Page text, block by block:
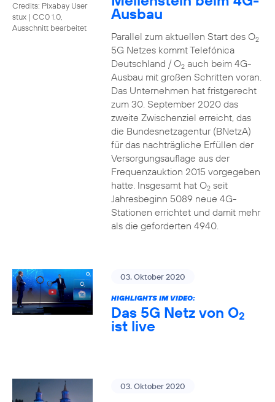
Credits: Pixabay User
stux | CC0 1.0,
Ausschnitt bearbeitet
Ausbau
Parallel zum aktuellen Start des O2
5G Netzes kommt Telefónica
Deutschland / O2auch beim 4G-
Ausbau mit großen Schritten voran.
Das Unternehmen hat fristgerecht
zum 30. September 2020 das
zweite Zwischenziel erreicht, das
die Bundesnetzagentur (BNetzA)
für das nachträgliche Erfüllen der
Versorgungsauflage aus der
Frequenzauktion 2015 vorgegeben
hatte. Insgesamt hat O2seit
Jahresbeginn 5089 neue 4G-
Stationen errichtet und damit mehr
als die geforderten 4940.
03. Oktober 2020
HIGHLIGHTS IM VIDEO:
Das 5G Netz von O2
ist live
03. Oktober 2020